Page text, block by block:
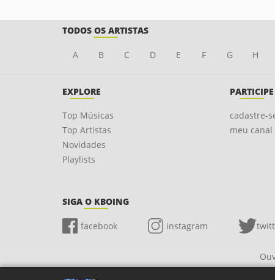
TODOS OS ARTISTAS
A B C D E F G H
EXPLORE
Top Músicas
Top Artistas
Novidades
Playlists
PARTICIPE
cadastre-
meu canal
SIGA O KBOING
facebook instagram